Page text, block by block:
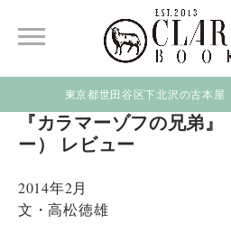
東京都世田谷区下北沢の古本屋
『カラマーゾフの兄弟
ー） レビュー
2014年2月
文・高松徳雄